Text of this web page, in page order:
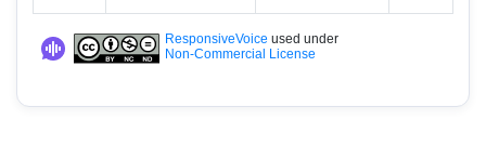
ResponsiveVoice used under
Non-Commercial License